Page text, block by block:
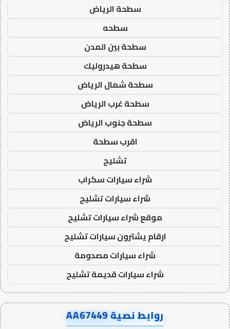
سطحة الرياض
سطحه
سطحة بين المدن
سطحة هيدروليك
سطحة شمال الرياض
سطحة غرب الرياض
سطحة جنوب الرياض
اقرب سطحة
تشليح
شراء سيارات سكراب
شراء سيارات تشليح
موقع شراء سيارات تشليح
ارقام يشترون سيارات تشليح
شراء سيارات مصدومة
شراء سيارات قديمة تشليح
روابط نصية AA67449